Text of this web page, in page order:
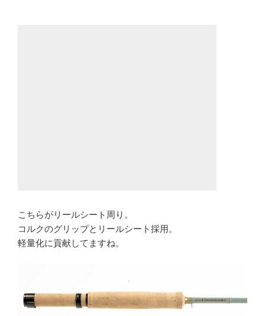
こちらがリールシート周り。
コルクのグリップとリールシート採用。
軽量化に貢献してますね。